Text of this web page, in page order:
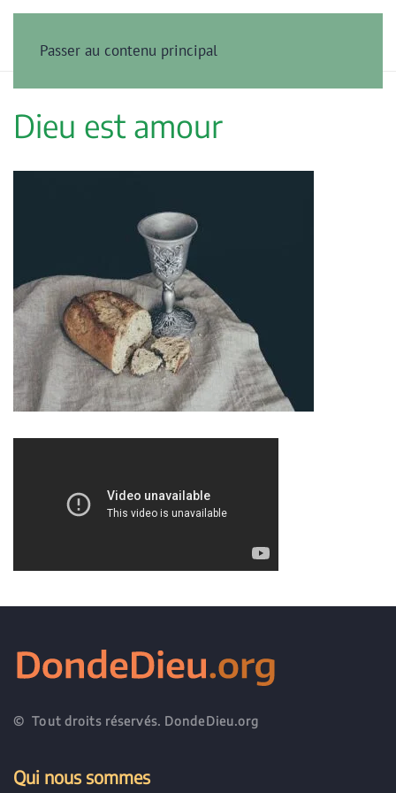
Passer au contenu principal
Dieu est amour
© Tout droits réservés. DondeDieu.org
Qui nous sommes